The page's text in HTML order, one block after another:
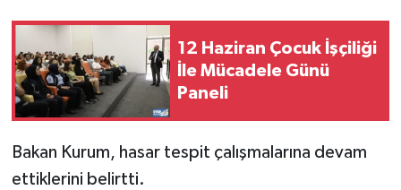
12 Haziran Çocuk İşçiliği
İle Mücadele Günü
Paneli
Bakan Kurum, hasar tespit çalışmalarına devam
ettiklerini belirtti.